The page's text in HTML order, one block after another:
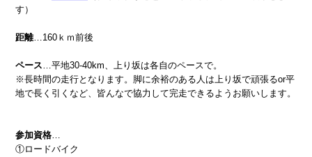
す）
距離…160ｋｍ前後
ペース…平地30-40km、上り坂は各自のペースで。
※長時間の走行となります。脚に余裕のある人は上り坂で頑張るor平
地で長く引くなど、皆んなで協力して完走できるようお願いします。
参加資格…
①ロードバイク